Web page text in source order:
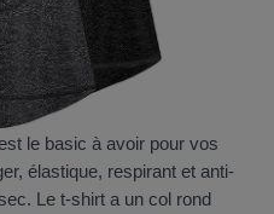
le basic à avoir pour vos
élastique, respirant et anti-
Le t-shirt a un col rond